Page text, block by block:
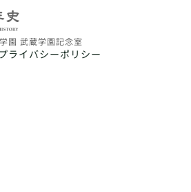
園 武蔵学園記念室
ライバシーポリシー